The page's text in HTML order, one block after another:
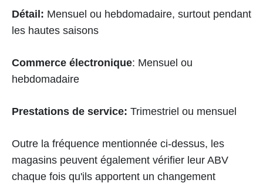
Détail: Mensuel ou hebdomadaire, surtout pendant
les hautes saisons
Commerce électronique: Mensuel ou
hebdomadaire
Prestations de service: Trimestriel ou mensuel
Outre la fréquence mentionnée ci-dessus, les
magasins peuvent également vérifier leur ABV
chaque fois qu'ils apportent un changement